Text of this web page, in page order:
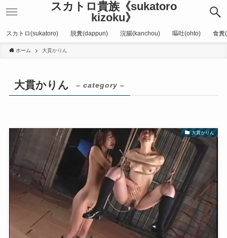
スカトロ貴族《sukatoro
kizoku》
スカトロ(sukatoro) 脱糞(dappun) 浣腸(kanchou) 嘔吐(ohto) 食糞
ホーム 大貫かりん
大貫かりん – category –
大貫かりん